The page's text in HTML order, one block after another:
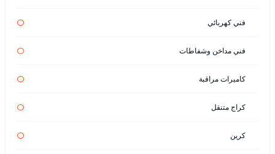
فني كهربائي
فني مداخن وشفاطات
كاميرات مراقبة
كراج متنقل
كرين